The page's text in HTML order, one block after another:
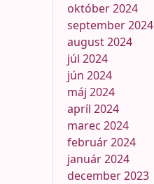
október 2024
september 2024
august 2024
júl 2024
jún 2024
máj 2024
apríl 2024
marec 2024
február 2024
január 2024
december 2023